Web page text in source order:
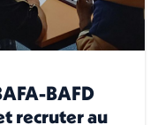
BAFD
recruter au